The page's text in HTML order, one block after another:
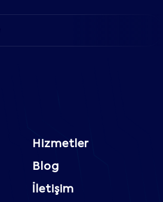
Hizmetler
Blog
İletişim